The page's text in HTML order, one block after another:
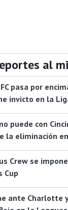
al
pasa por
invicto en la
puede con
la eliminación
Crew se
Cup
ante Charlotte